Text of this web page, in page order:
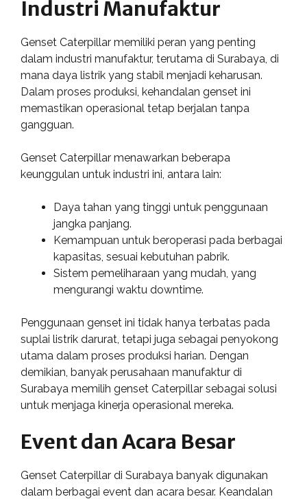
Industri Manufaktur
Genset Caterpillar memiliki peran yang penting
dalam industri manufaktur, terutama di Surabaya, di
mana daya listrik yang stabil menjadi keharusan.
Dalam proses produksi, kehandalan genset ini
memastikan operasional tetap berjalan tanpa
gangguan.
Genset Caterpillar menawarkan beberapa
keunggulan untuk industri ini, antara lain:
Daya tahan yang tinggi untuk penggunaan
jangka panjang.
Kemampuan untuk beroperasi pada berbagai
kapasitas, sesuai kebutuhan pabrik.
Sistem pemeliharaan yang mudah, yang
mengurangi waktu downtime.
Penggunaan genset ini tidak hanya terbatas pada
suplai listrik darurat, tetapi juga sebagai penyokong
utama dalam proses produksi harian. Dengan
demikian, banyak perusahaan manufaktur di
Surabaya memilih genset Caterpillar sebagai solusi
untuk menjaga kinerja operasional mereka.
Event dan Acara Besar
Genset Caterpillar di Surabaya banyak digunakan
dalam berbagai event dan acara besar. Keandalan